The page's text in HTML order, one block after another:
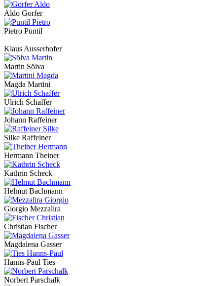
Aldo Gorfer
Pietro Puntil
Klaus Ausserhofer
Martin Sölva
Magda Martini
Ulrich Schaffer
Johann Raffeiner
Silke Raffeiner
Hermann Theiner
Kathrin Scheck
Helmut Bachmann
Giorgio Mezzalira
Christian Fischer
Magdalena Gasser
Hanns-Paul Ties
Norbert Parschalk